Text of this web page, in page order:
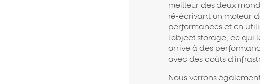
meilleur des deux
ré-écrivant un moteur
performances et en
l'object storage, ce qui
arrive à des
avec des coûts
Nous verrons